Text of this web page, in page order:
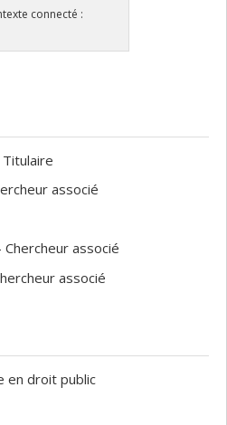
connecté :
associé
associé
associé
en droit public